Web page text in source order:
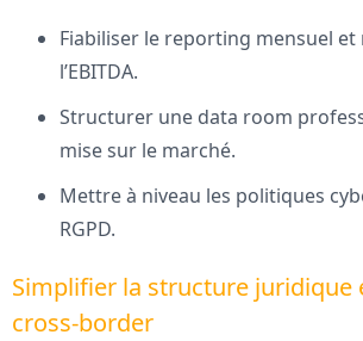
Fiabiliser le reporting mensuel
l’EBITDA.
Structurer une data room
mise sur le marché.
Mettre à niveau les politiques
RGPD.
Simplifier la structure juridique
cross-border